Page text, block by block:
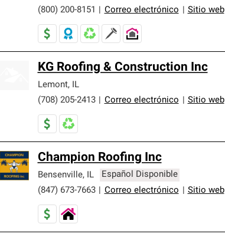
(800) 200-8151
Correo electrónico Sitio web
KG Roofing & Construction Inc
Lemont,
IL
(708) 205-2413
Correo electrónico Sitio web
Champion Roofing Inc
Bensenville, IL
Español Disponible
(847) 673-7663
Correo electrónico Sitio web